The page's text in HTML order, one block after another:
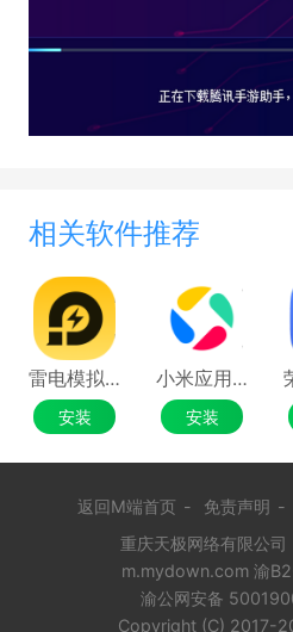
相关软件推荐
雷电模拟器官方版
安装
小米应用市场
安装
返回M端首页 - 免责声明 -
重庆天极网络有限公司
m.mydown.com 渝
渝公网安备
Copyright (C) 2017-